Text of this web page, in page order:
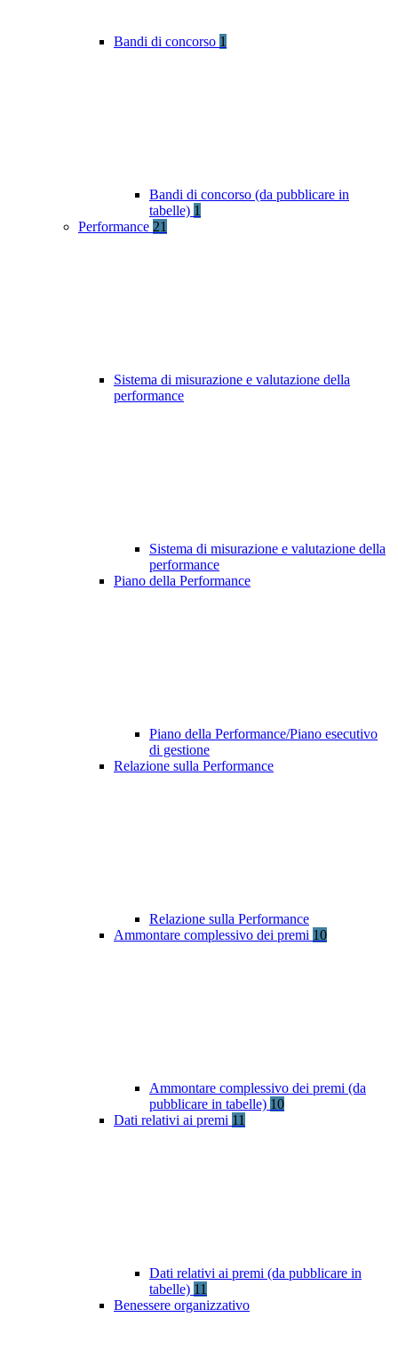
Bandi di concorso 1
Bandi di concorso (da pubblicare in
tabelle) 1
Performance 21
Sistema di misurazione e valutazione della
performance
Sistema di misurazione e valutazione della
performance
Piano della Performance
Piano della Performance/Piano esecutivo
di gestione
Relazione sulla Performance
Relazione sulla Performance
Ammontare complessivo dei premi 10
Ammontare complessivo dei premi (da
pubblicare in tabelle) 10
Dati relativi ai premi 11
Dati relativi ai premi (da pubblicare in
tabelle) 11
Benessere organizzativo